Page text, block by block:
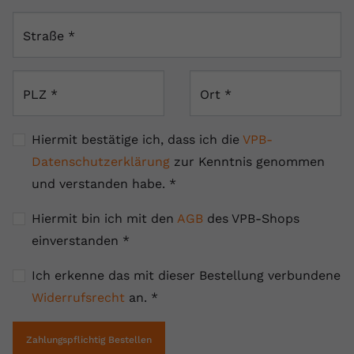
Straße *
PLZ * Ort *
Hiermit bestätige ich, dass ich die VPB-
Datenschutzerklärung zur Kenntnis genommen
und verstanden habe. *
Hiermit bin ich mit den AGB des VPB-Shops
einverstanden *
Ich erkenne das mit dieser Bestellung verbundene
Widerrufsrecht an. *
Zahlungspflichtig Bestellen